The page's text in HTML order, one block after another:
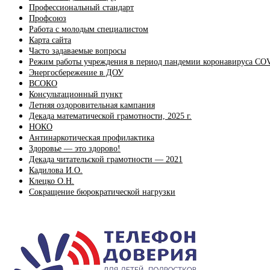
Профессиональный стандарт
Профсоюз
Работа с молодым специалистом
Карта сайта
Часто задаваемые вопросы
Режим работы учреждения в период пандемии коронавируса
Энергосбережение в ДОУ
ВСОКО
Консультационный пункт
Летняя оздоровительная кампания
Декада математической грамотности, 2025 г.
НОКО
Антинаркотическая профилактика
Здоровье — это здорово!
Декада читательской грамотности — 2021
Кадилова И.О.
Клецко О.Н.
Сокращение бюрократической нагрузки